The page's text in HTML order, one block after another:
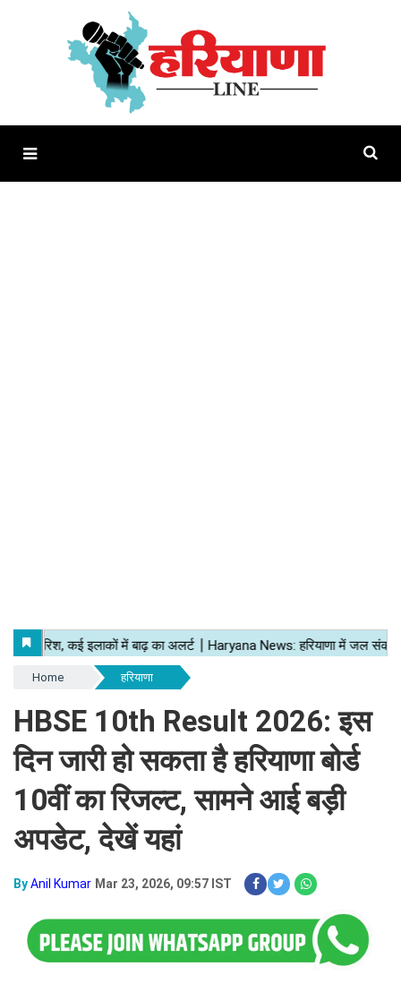
Home हरियाणा
HBSE 10th Result 2026: इस
दिन जारी हो सकता है हरियाणा बोर्ड
10वीं का रिजल्ट, सामने आई बड़ी
अपडेट, देखें यहां
ByAnil Kumar Mar 23, 2026, 09:57 IST